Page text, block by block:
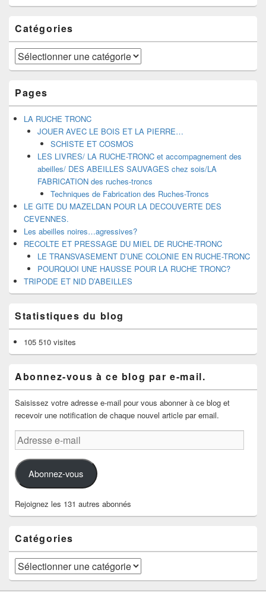
Catégories
Catégories
Pages
LA RUCHE TRONC
JOUER AVEC LE BOIS ET LA PIERRE…
SCHISTE ET COSMOS
LES LIVRES/ LA RUCHE-TRONC et accompagnement des
abeilles/ DES ABEILLES SAUVAGES chez sois/LA
FABRICATION des ruches-troncs
Techniques de Fabrication des Ruches-Troncs
LE GITE DU MAZELDAN POUR LA DECOUVERTE DES
CEVENNES.
Les abeilles noires…agressives?
RECOLTE ET PRESSAGE DU MIEL DE RUCHE-TRONC
LE TRANSVASEMENT D’UNE COLONIE EN RUCHE-TRONC
POURQUOI UNE HAUSSE POUR LA RUCHE TRONC?
TRIPODE ET NID D’ABEILLES
Statistiques du blog
105 510 visites
Abonnez-vous à ce blog par e-mail.
Saisissez votre adresse e-mail pour vous abonner à ce blog et
recevoir une notification de chaque nouvel article par email.
Adresse
e-
mail
Abonnez-vous
Rejoignez les 131 autres abonnés
Catégories
Catégories